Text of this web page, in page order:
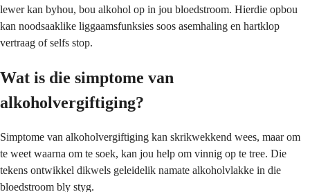
lewer kan byhou, bou alkohol op in jou bloedstroom. Hierdie opbou
kan noodsaaklike liggaamsfunksies soos asemhaling en hartklop
vertraag of selfs stop.
Wat is die simptome van
alkoholvergiftiging?
Simptome van alkoholvergiftiging kan skrikwekkend wees, maar om
te weet waarna om te soek, kan jou help om vinnig op te tree. Die
tekens ontwikkel dikwels geleidelik namate alkoholvlakke in die
bloedstroom bly styg.